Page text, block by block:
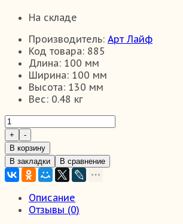
На складе
Производитель: Арт Лайф
Код товара: 885
Длина: 100 мм
Ширина: 100 мм
Высота: 130 мм
Вес: 0.48 кг
В корзину
В закладки
В сравнение
Описание
Отзывы (0)